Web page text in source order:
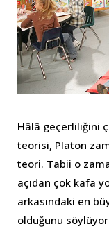
Hâlâ geçerliliğini
teorisi, Platon
teori. Tabii o
açıdan çok kafa
arkasındaki en
olduğunu